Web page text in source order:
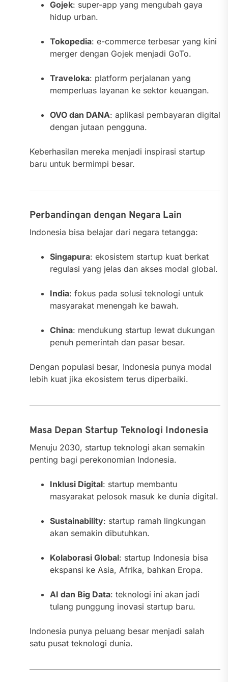
Gojek: super-app yang mengubah gaya
hidup urban.
Tokopedia: e-commerce terbesar yang kini
merger dengan Gojek menjadi GoTo.
Traveloka: platform perjalanan yang
memperluas layanan ke sektor keuangan.
OVO dan DANA: aplikasi pembayaran digital
dengan jutaan pengguna.
Keberhasilan mereka menjadi inspirasi startup
baru untuk bermimpi besar.
Perbandingan dengan Negara Lain
Indonesia bisa belajar dari negara tetangga:
Singapura: ekosistem startup kuat berkat
regulasi yang jelas dan akses modal global.
India: fokus pada solusi teknologi untuk
masyarakat menengah ke bawah.
China: mendukung startup lewat dukungan
penuh pemerintah dan pasar besar.
Dengan populasi besar, Indonesia punya modal
lebih kuat jika ekosistem terus diperbaiki.
Masa Depan Startup Teknologi Indonesia
Menuju 2030, startup teknologi akan semakin
penting bagi perekonomian Indonesia.
Inklusi Digital: startup membantu
masyarakat pelosok masuk ke dunia digital.
Sustainability: startup ramah lingkungan
akan semakin dibutuhkan.
Kolaborasi Global: startup Indonesia bisa
ekspansi ke Asia, Afrika, bahkan Eropa.
AI dan Big Data: teknologi ini akan jadi
tulang punggung inovasi startup baru.
Indonesia punya peluang besar menjadi salah
satu pusat teknologi dunia.